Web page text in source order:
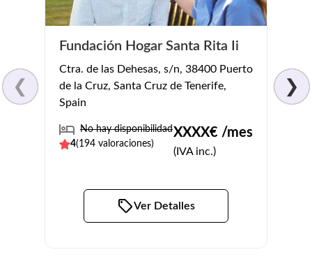
❮
Fundación Hogar Santa Rita Ii
Ctra. de las Dehesas, s/n, 38400 Puerto
de la Cruz, Santa Cruz de Tenerife,
Spain
No hay disponibilidad
4(194 valoraciones)
XXXX€ /mes
(IVA inc.)
Ver Detalles
❯